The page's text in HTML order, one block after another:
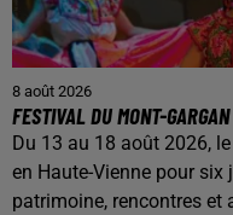
8 août 2026
FESTIVAL DU MONT-
Du 13 au 18 août 2026,
en Haute-Vienne pour six
patrimoine, rencontres et